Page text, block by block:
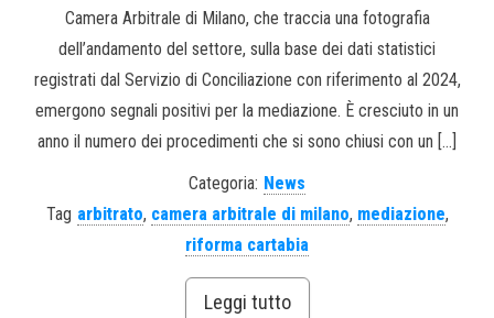
Camera Arbitrale di Milano, che traccia una fotografia
dell’andamento del settore, sulla base dei dati statistici
registrati dal Servizio di Conciliazione con riferimento al 2024,
emergono segnali positivi per la mediazione. È cresciuto in un
anno il numero dei procedimenti che si sono chiusi con un […]
Categoria: News
Tag arbitrato, camera arbitrale di milano, mediazione,
riforma cartabia
Leggi tutto